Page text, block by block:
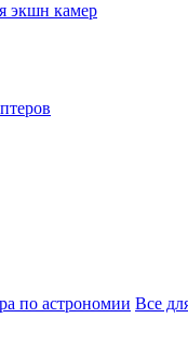
экшн камер
по астрономии Все